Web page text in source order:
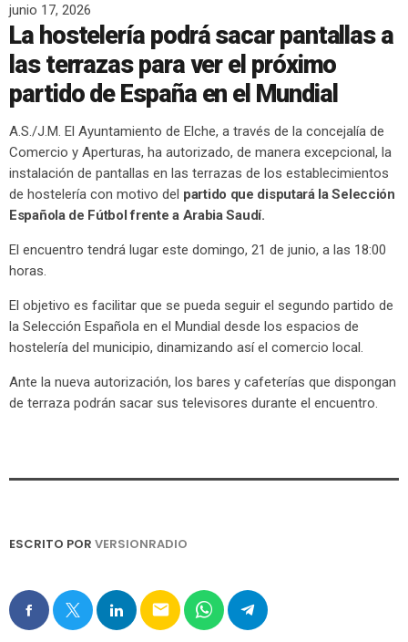
junio 17, 2026
La hostelería podrá sacar pantallas a
las terrazas para ver el próximo
partido de España en el Mundial
A.S./J.M. El Ayuntamiento de Elche, a través de la concejalía de
Comercio y Aperturas, ha autorizado, de manera excepcional, la
instalación de pantallas en las terrazas de los establecimientos
de hostelería con motivo del partido que disputará la Selección
Española de Fútbol frente a Arabia Saudí.
El encuentro tendrá lugar este domingo, 21 de junio, a las 18:00
horas.
El objetivo es facilitar que se pueda seguir el segundo partido de
la Selección Española en el Mundial desde los espacios de
hostelería del municipio, dinamizando así el comercio local.
Ante la nueva autorización, los bares y cafeterías que dispongan
de terraza podrán sacar sus televisores durante el encuentro.
ESCRITO POR VERSIONRADIO
email